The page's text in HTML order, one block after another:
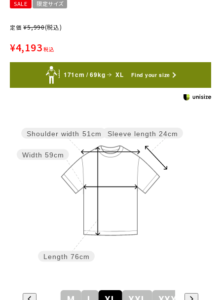
SALE 限定サイズ
定価 ¥5,990(税込)
¥4,193 税込
171cm / 69kg XL Find your size
Sleeve length 24cm
Length 76cm
Width 59cm
Shoulder width 51cm